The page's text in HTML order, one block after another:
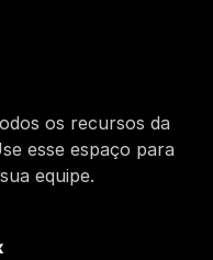
os recursos da
esse espaço para
equipe.